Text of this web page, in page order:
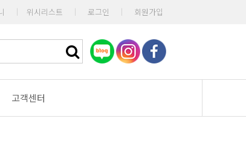
| 위시리스트 | 로그인 | 회원가입
고객센터